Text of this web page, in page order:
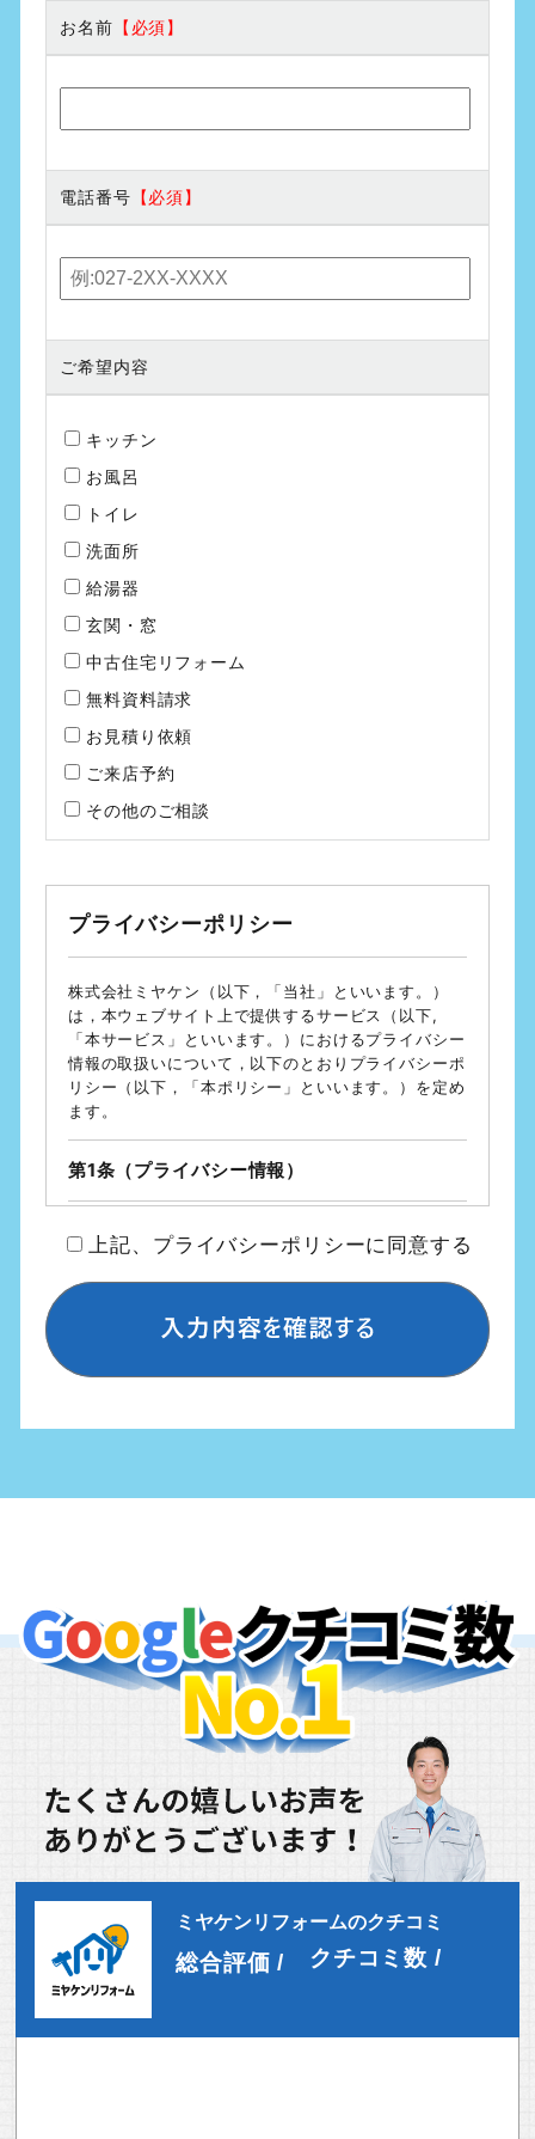
お名前
電話番号
ご希望内容
キッチン
お風呂
トイレ
洗面所
給湯器
玄関・窓
中古住宅リフォーム
無料資料請求
お見積り依頼
ご来店予約
その他のご相談
プライバシーポリシー
株式会社ミヤケン（以下，「当社」といいます。）
は，本ウェブサイト上で提供するサービス（以下,
「本サービス」といいます。）におけるプライバシー
情報の取扱いについて，以下のとおりプライバシーポ
リシー（以下，「本ポリシー」といいます。）を定め
ます。
第1条（プライバシー情報）
保護法にいう「個人情報」を指すものとし，生存する
名，生年月日，住所，電話番号，連絡先その他の記述
等により特定の個人を識別できる情報を指します。
プライバシー情報のうち「履歴情報および特性情報」
とは，上記に定める「個人情報」以外のものをいい，
当社は，ユーザーが利用登録をする際に氏名，生年月
日，住所，電話番号，メールアドレス，銀行口座番
号，クレジットカード番号，運転免許証番号などの個
人情報をお尋ねすることがあります。また，ユーザー
と提携先などとの間でなされたユーザーの個人情報を
含む取引記録や，決済に関する情報を当社の提携先
（情報提供元，広告主，広告配信先などを含みます。
以下，｢提携先｣といいます。）などから収集するこ
とがあります。
当社は，ユーザーについて，利用したサービスやソフ
トウエア，購入した商品，閲覧したページや広告の履
歴，検索した検索キーワード，利用日時，利用方法，
利用環境（携帯端末を通じてご利用の場合の当該端末
の通信状態，利用に際しての各種設定情報なども含み
ます），IPアドレス，クッキー情報，位置情報，端末
の個体識別情報などの履歴情報および特性情報を，ユ
ーザーが当社や提携先のサービスを利用しまたはペー
上記、プライバシーポリシーに同意する
ミヤケンリフォームのクチコミ
総合評価 / クチコミ数 /